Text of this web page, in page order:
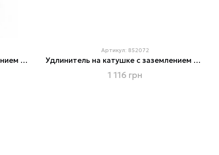
Удлинитель на катушке с заземлением и предохранителем 3х1,0 кв.мм 25м APRO 852076
Артикул: 852072
Удлинитель на катушке с заземлением 3х1,0 кв.мм 15м APRO 852072
1 116 грн